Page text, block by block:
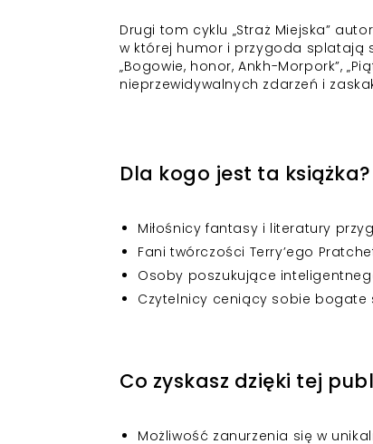
Drugi tom cyklu „Straż Miejska”
w której humor i przygoda splatają
„Bogowie, honor, Ankh-Morpork”,
nieprzewidywalnych zdarzeń i
Dla kogo jest ta książka?
Miłośnicy fantasy i literatury
Fani twórczości Terry’ego
Osoby poszukujące
Czytelnicy ceniący sobie bogate
Co zyskasz dzięki tej
Możliwość zanurzenia się w